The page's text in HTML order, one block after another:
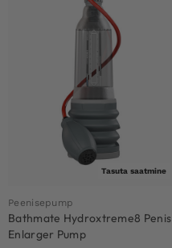
Tasuta saatmine
Peenisepump
Bathmate Hydroxtreme8 Penis
Enlarger Pump